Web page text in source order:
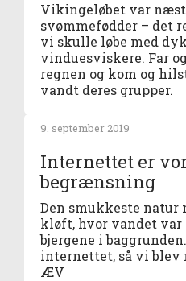
Vikingeløbet var
svømmefødder – det
vi skulle løbe med
vinduesviskere. Far
regnen og kom og
vandt deres grupper.
9. september 2019
Internettet er
begrænsning
Den smukkeste natur
kløft, hvor vandet var
bjergene i
internettet, så vi blev
ÆV